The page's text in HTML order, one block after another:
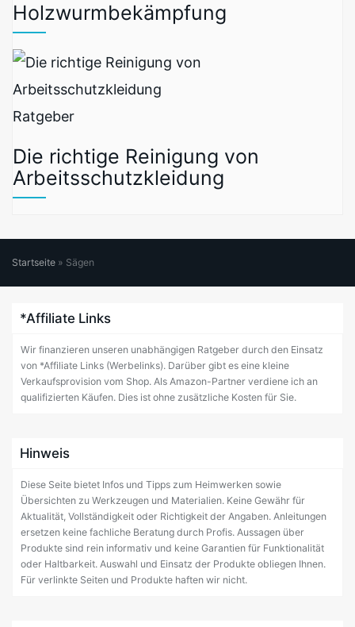
Holzwurmbekämpfung
Ratgeber
Die richtige Reinigung von
Arbeitsschutzkleidung
Startseite » Sägen
*Affiliate Links
Wir finanzieren unseren unabhängigen Ratgeber durch den Einsatz
von *Affiliate Links (Werbelinks). Darüber gibt es eine kleine
Verkaufsprovision vom Shop. Als Amazon-Partner verdiene ich an
qualifizierten Käufen. Dies ist ohne zusätzliche Kosten für Sie.
Hinweis
Diese Seite bietet Infos und Tipps zum Heimwerken sowie
Übersichten zu Werkzeugen und Materialien. Keine Gewähr für
Aktualität, Vollständigkeit oder Richtigkeit der Angaben. Anleitungen
ersetzen keine fachliche Beratung durch Profis. Aussagen über
Produkte sind rein informativ und keine Garantien für Funktionalität
oder Haltbarkeit. Auswahl und Einsatz der Produkte obliegen Ihnen.
Für verlinkte Seiten und Produkte haften wir nicht.